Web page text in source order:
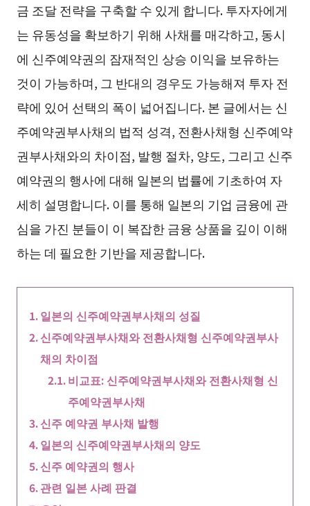
금 조달 전략을 구축할 수 있게 합니다. 투자자에게
는 유동성을 확보하기 위해 사채를 매각하고, 동시
에 신주예약권의 잠재적인 상승 이익을 보유하는
것이 가능하며, 그 반대의 경우도 가능해져 투자 전
략에 있어 선택의 폭이 넓어집니다. 본 글에서는 신
주예약권부사채의 법적 성격, 전환사채형 신주예약
권부사채와의 차이점, 발행 절차, 양도, 그리고 신주
예약권의 행사에 대해 일본의 법률에 기초하여 자
세히 설명합니다. 이를 통해 일본의 기업 금융에 관
심을 가진 분들이 이 복잡한 금융 상품을 깊이 이해
하는 데 필요한 기반을 제공합니다.
일본의 신주예약권부사채의 성질
신주예약권부사채와 전환사채형 신주예약권부사
채의 차이점
비교표: 신주예약권부사채와 전환사채형 신
주예약권부사채
신주 예약권 부사채 발행
일본의 신주예약권부사채의 양도
신주 예약권의 행사
관련 일본 사례 판결